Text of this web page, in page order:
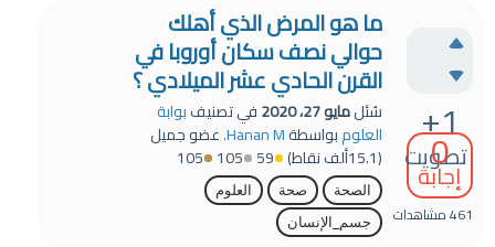
+1
تصويت
0
إجابة
461مشاهدات
ما هو المرض الذي أهلك
حوالي نصف سكان أوروبا في
القرن الحادي عشر الميلادي ؟
سُئلمايو 27، 2020 في تصنيفبوابة
العلومبواسطةHanan M. عضو جميل
(15.1ألف نقاط) 59
105
105
الصحة صحة
العلوم
جسم_الإنسان